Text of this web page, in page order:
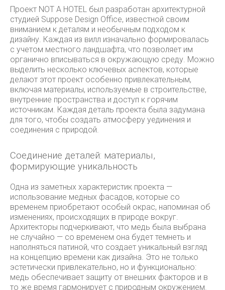
Проект NOT A HOTEL был разработан архитектурной
студией Suppose Design Office, известной своим
вниманием к деталям и необычным подходом к
дизайну. Каждая из вилл изначально формировалась
с учетом местного ландшафта, что позволяет им
органично вписываться в окружающую среду. Можно
выделить несколько ключевых аспектов, которые
делают этот проект особенно привлекательным,
включая материалы, используемые в строительстве,
внутренние пространства и доступ к горячим
источникам. Каждая деталь проекта была задумана
для того, чтобы создать атмосферу уединения и
соединения с природой.
Соединение деталей: материалы,
формирующие уникальность
Одна из заметных характеристик проекта —
использование медных фасадов, которые со
временем приобретают особый окрас, напоминая об
изменениях, происходящих в природе вокруг.
Архитекторы подчеркивают, что медь была выбрана
не случайно — со временем она будет темнеть и
наполняться патиной, что создает уникальный взгляд
на концепцию времени как дизайна. Это не только
эстетически привлекательно, но и функционально:
медь обеспечивает защиту от внешних факторов и в
то же время гармонирует с природным окружением.